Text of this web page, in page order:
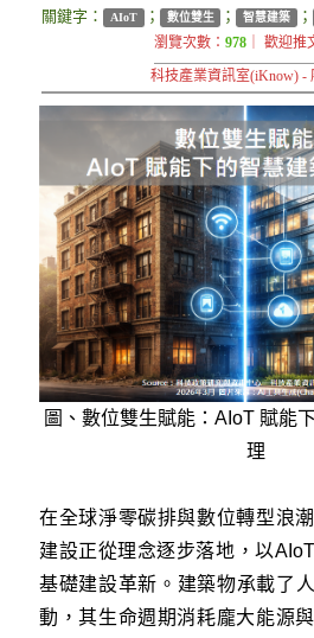
關鍵字： AIoT ； 數位雙生 ； 智慧建築 ；
瀏覽次數：978 ｜ 歡迎推
科技產業資訊室(iKnow) -
圖、數位雙生賦能：AIoT 賦能
理
在全球淨零碳排與數位轉型浪
建設正從理念逐步落地，以
基礎建設革新。建築物承載了
動，其生命週期消耗龐大能源